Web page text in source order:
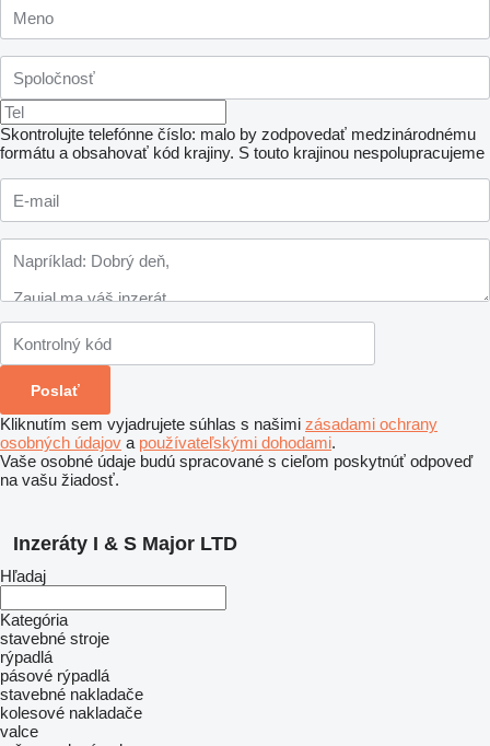
Skontrolujte telefónne číslo: malo by zodpovedať medzinárodnému
formátu a obsahovať kód krajiny. S touto krajinou nespolupracujeme
Kliknutím sem vyjadrujete súhlas s našimi zásadami ochrany
osobných údajov a používateľskými dohodami.
Vaše osobné údaje budú spracované s cieľom poskytnúť odpoveď
na vašu žiadosť.
Inzeráty I & S Major LTD
Hľadaj
Kategória
stavebné stroje
rýpadlá
pásové rýpadlá
stavebné nakladače
kolesové nakladače
valce